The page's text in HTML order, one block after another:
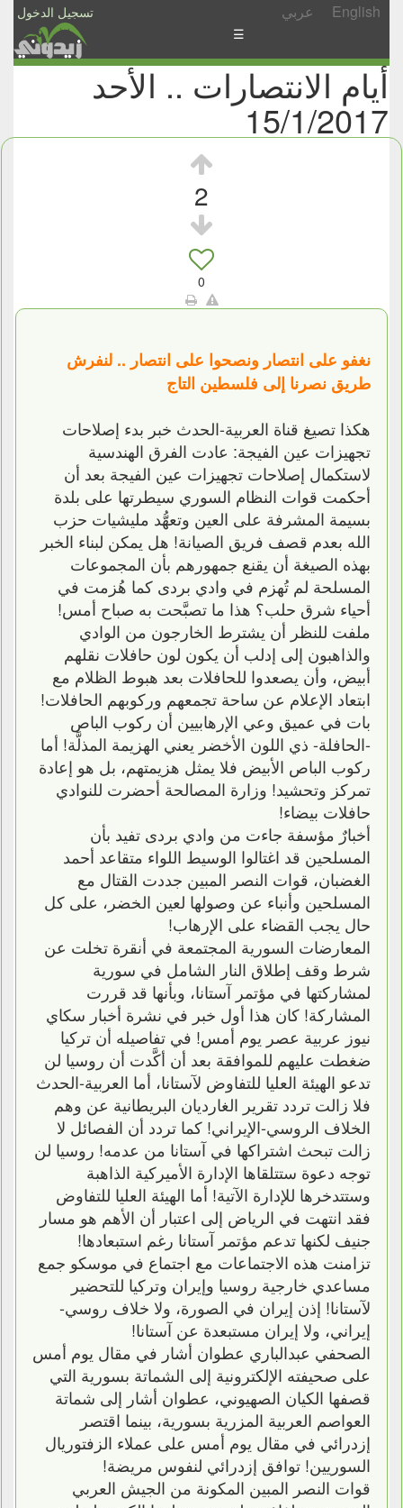
تسجيل الدخول عربي English
الأخبار
والمشاركات
☰
أيام الانتصارات .. الأحد
15/1/2017
2
0
نغفو على انتصار ونصحوا على انتصار .. لنفرش
طريق نصرنا إلى فلسطين التاج
هكذا تصيغ قناة العربية-الحدث خبر بدء إصلاحات
تجهيزات عين الفيجة: عادت الفرق الهندسية
لاستكمال إصلاحات تجهيزات عين الفيجة بعد أن
أحكمت قوات النظام السوري سيطرتها على بلدة
بسيمة المشرفة على العين وتعهُّد مليشيات حزب
الله بعدم قصف فريق الصيانة! هل يمكن لبناء الخبر
بهذه الصيغة أن يقنع جمهورهم بأن المجموعات
المسلحة لم تُهزم في وادي بردى كما هُزمت في
أحياء شرق حلب؟ هذا ما تصبَّحت به صباح أمس!
ملفت للنظر أن يشترط الخارجون من الوادي
والذاهبون إلى إدلب أن يكون لون حافلات نقلهم
أبيض، وأن يصعدوا للحافلات بعد هبوط الظلام مع
ابتعاد الإعلام عن ساحة تجمعهم وركوبهم الحافلات!
بات في عميق وعي الإرهابيين أن ركوب الباص
-الحافلة- ذي اللون الأخضر يعني الهزيمة المذلَّة! أما
ركوب الباص الأبيض فلا يمثل هزيمتهم، بل هو إعادة
تمركز وتحشيد! وزارة المصالحة أحضرت للنوادي
حافلات بيضاء!
أخبارٌ مؤسفة جاءت من وادي بردى تفيد بأن
المسلحين قد اغتالوا الوسيط اللواء متقاعد أحمد
الغضبان، قوات النصر المبين جددت القتال مع
المسلحين وأنباء عن وصولها لعين الخضر، على كل
حال يجب القضاء على الإرهاب!
المعارضات السورية المجتمعة في أنقرة تخلت عن
شرط وقف إطلاق النار الشامل في سورية
لمشاركتها في مؤتمر آستانا، وبأنها قد قررت
المشاركة! كان هذا أول خبر في نشرة أخبار سكاي
نيوز عربية عصر يوم أمس! في تفاصيله أن تركيا
ضغطت عليهم للموافقة بعد أن أكَّدت أن روسيا لن
تدعو الهيئة العليا للتفاوض لآستانا، أما العربية-الحدث
فلا زالت تردد تقرير الغارديان البريطانية عن وهم
الخلاف الروسي-الإيراني! كما تردد أن الفصائل لا
زالت تبحث اشتراكها في آستانا من عدمه! روسيا لن
توجه دعوة ستتلقاها الإدارة الأميركية الذاهبة
وستتدخرها للإدارة الآتية! أما الهيئة العليا للتفاوض
فقد انتهت في الرياض إلى اعتبار أن الأهم هو مسار
جنيف لكنها تدعم مؤتمر آستانا رغم استبعادها!
تزامنت هذه الاجتماعات مع اجتماع في موسكو جمع
مساعدي خارجية روسيا وإيران وتركيا للتحضير
لآستانا! إذن إيران في الصورة، ولا خلاف روسي-
إيراني، ولا إيران مستبعدة عن آستانا!
الصحفي عبدالباري عطوان أشار في مقال يوم أمس
على صحيفته الإلكترونية إلى الشماتة بسورية التي
قصفها الكيان الصهيوني، عطوان أشار إلى شماتة
العواصم العربية المزرية بسورية، بينما اقتصر
إزدرائي في مقال يوم أمس على عملاء الزفتوريال
السوريين! توافق إزدرائي لنفوس مريضة!
قوات النصر المبين المكونة من الجيش العربي